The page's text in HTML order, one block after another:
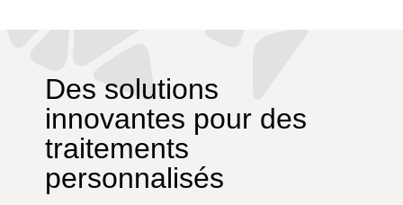
Des solutions
innovantes pour des
traitements
personnalisés